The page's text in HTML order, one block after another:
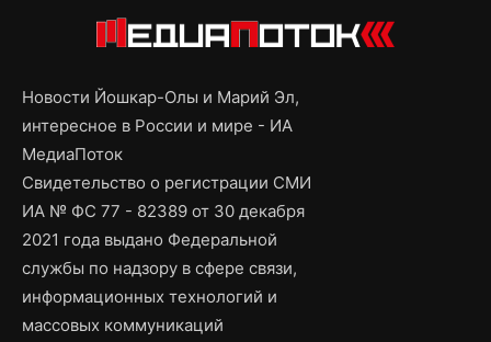
Новости Йошкар-Олы и Марий Эл,
интересное в России и мире - ИА
МедиаПоток
Свидетельство о регистрации СМИ
ИА № ФС 77 - 82389 от 30 декабря
2021 года выдано Федеральной
службы по надзору в сфере связи,
информационных технологий и
массовых коммуникаций